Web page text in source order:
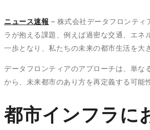
ニュース速報 – 株式会社データフロンテ
ラが抱える課題、例えば過密な交通、エ
一歩となり、私たちの未来の都市生活を大
データフロンティアのアプローチは、単な
から、未来都市のあり方を再定義する可能
都市インフラに